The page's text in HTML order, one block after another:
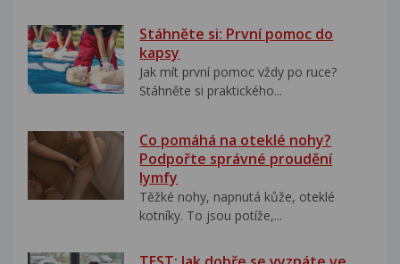
Stáhněte si: První pomoc do
kapsy
Jak mít první pomoc vždy po ruce?
Stáhněte si praktického...
Co pomáhá na oteklé nohy?
Podpořte správné proudění
lymfy
Těžké nohy, napnutá kůže, oteklé
kotníky. To jsou potíže,...